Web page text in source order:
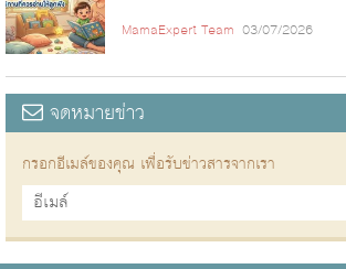
MamaExpert Team 03/07/2026
จดหมายข่าว
กรอกอีเมล์ของคุณ เพื่อรับข่าวสารจากเรา